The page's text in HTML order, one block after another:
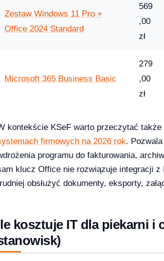
małych firm wciąż twierdzi, że to ich nie dotyczy
08
[2026]
Zestaw Windows 11 Pro +
Office 2024 Standard
569
,00
zł
Microsoft 365 Business Basic
279
,00
zł
kontekście KSeF warto przeczytać także
firmowych na 2026 rok.
programu do fakturowania,
klucz Office nie rozwiązuje integracji z
obsłużyć dokumenty, eksporty,
kosztuje IT dla piekarni i